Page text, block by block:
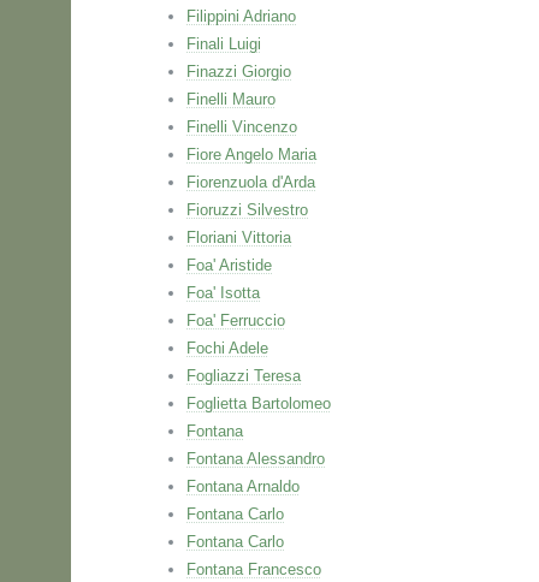
Filippini Adriano
Finali Luigi
Finazzi Giorgio
Finelli Mauro
Finelli Vincenzo
Fiore Angelo Maria
Fiorenzuola d'Arda
Fioruzzi Silvestro
Floriani Vittoria
Foa' Aristide
Foa' Isotta
Foa' Ferruccio
Fochi Adele
Fogliazzi Teresa
Foglietta Bartolomeo
Fontana
Fontana Alessandro
Fontana Arnaldo
Fontana Carlo
Fontana Carlo
Fontana Francesco